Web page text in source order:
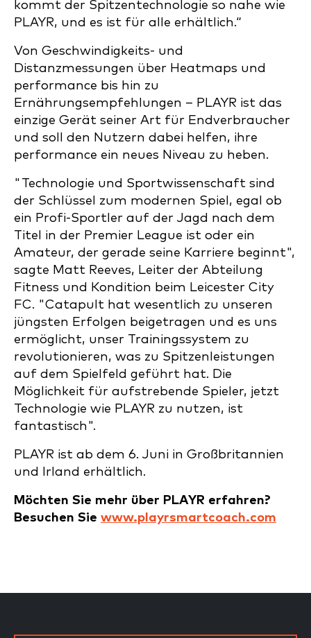
kommt der Spitzentechnologie so nahe wie
PLAYR, und es ist für alle erhältlich.“
Von Geschwindigkeits- und
Distanzmessungen über Heatmaps und
performance bis hin zu
Ernährungsempfehlungen – PLAYR ist das
einzige Gerät seiner Art für Endverbraucher
und soll den Nutzern dabei helfen, ihre
performance ein neues Niveau zu heben.
"Technologie und Sportwissenschaft sind
der Schlüssel zum modernen Spiel, egal ob
ein Profi-Sportler auf der Jagd nach dem
Titel in der Premier League ist oder ein
Amateur, der gerade seine Karriere beginnt",
sagte Matt Reeves, Leiter der Abteilung
Fitness und Kondition beim Leicester City
FC. "Catapult hat wesentlich zu unseren
jüngsten Erfolgen beigetragen und es uns
ermöglicht, unser Trainingssystem zu
revolutionieren, was zu Spitzenleistungen
auf dem Spielfeld geführt hat. Die
Möglichkeit für aufstrebende Spieler, jetzt
Technologie wie PLAYR zu nutzen, ist
fantastisch".
PLAYR ist ab dem 6. Juni in Großbritannien
und Irland erhältlich.
Möchten Sie mehr über PLAYR erfahren?
Besuchen Sie www.playrsmartcoach.com